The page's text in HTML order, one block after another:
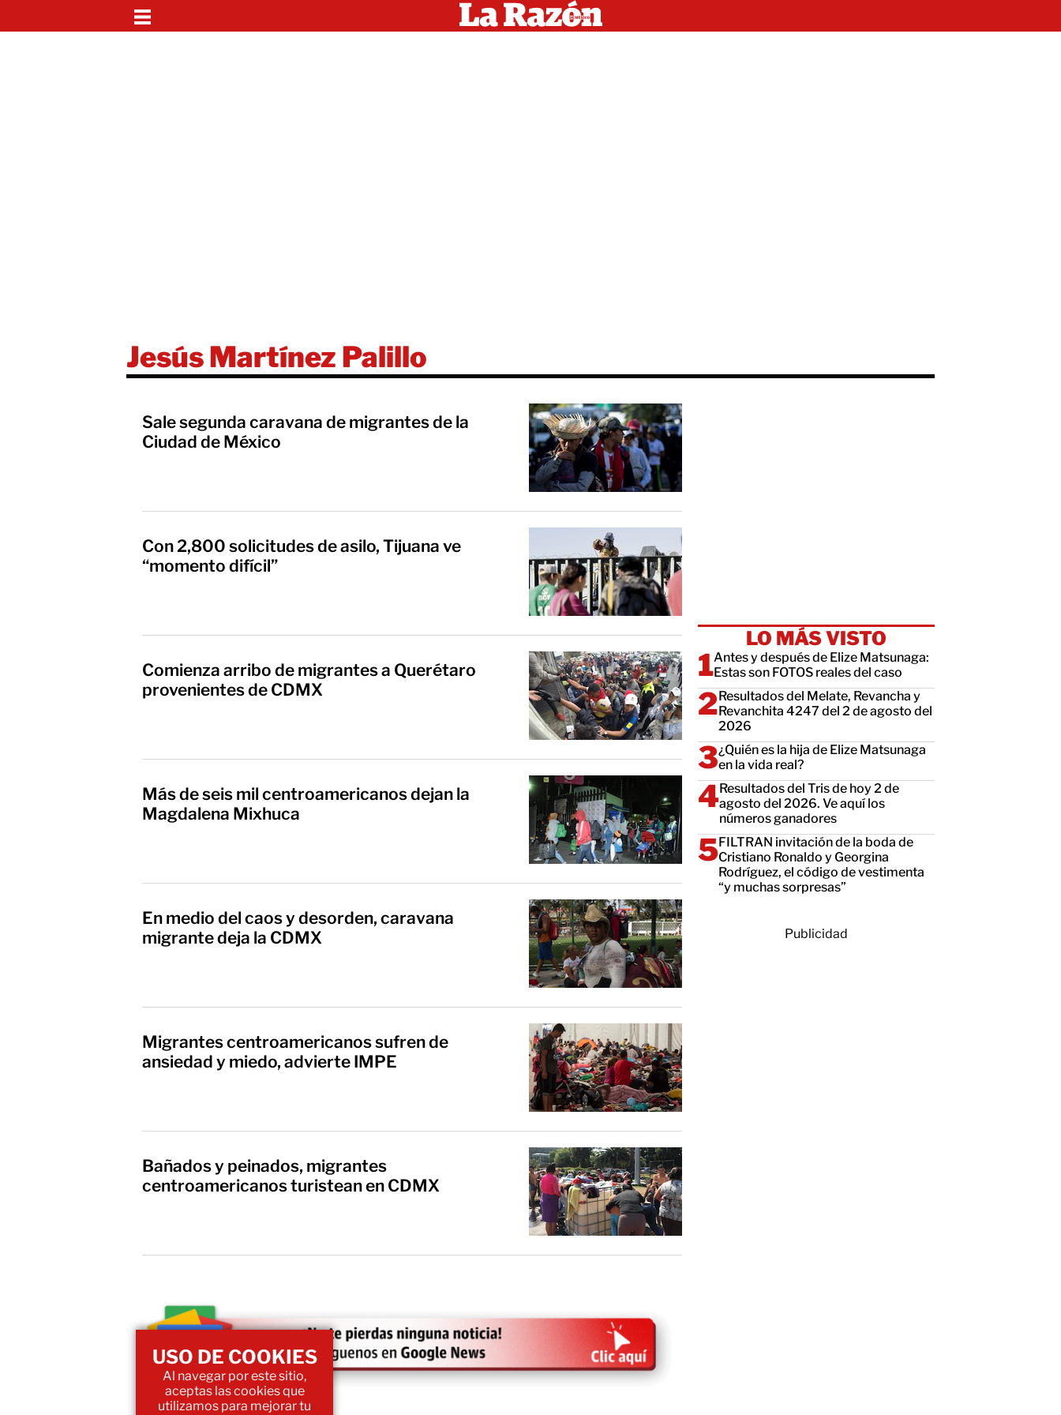
Jesús Martínez Palillo
Sale segunda caravana de migrantes de la
Ciudad de México
Con 2,800 solicitudes de asilo, Tijuana ve
“momento difícil”
Comienza arribo de migrantes a Querétaro
provenientes de CDMX
Más de seis mil centroamericanos dejan la
Magdalena Mixhuca
En medio del caos y desorden, caravana
migrante deja la CDMX
Migrantes centroamericanos sufren de
ansiedad y miedo, advierte IMPE
Bañados y peinados, migrantes
centroamericanos turistean en CDMX
LO MÁS VISTO
Antes y después de Elize Matsunaga:
Estas son FOTOS reales del caso
Resultados del Melate, Revancha y
Revanchita 4247 del 2 de agosto del
2026
¿Quién es la hija de Elize Matsunaga
en la vida real?
Resultados del Tris de hoy 2 de
agosto del 2026. Ve aquí los
números ganadores
FILTRAN invitación de la boda de
Cristiano Ronaldo y Georgina
Rodríguez, el código de vestimenta
“y muchas sorpresas”
Publicidad
USO DE COOKIES
Al navegar por este sitio,
aceptas las cookies que
utilizamos para mejorar tu